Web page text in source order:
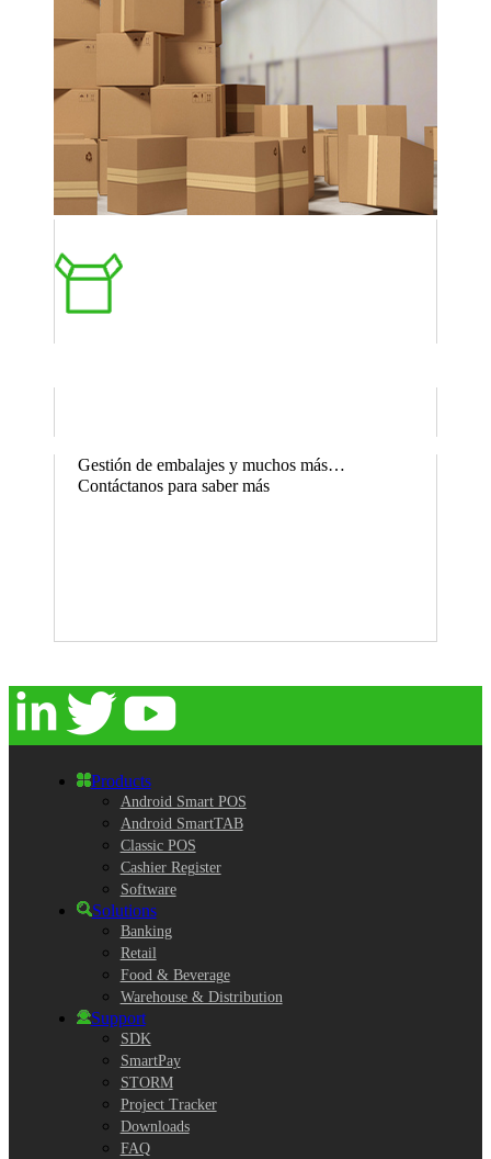
Gestión de embalajes y muchos más…
Contáctanos para saber más
Products
Android Smart POS
Android SmartTAB
Classic POS
Cashier Register
Software
Solutions
Banking
Retail
Food & Beverage
Warehouse & Distribution
Support
SDK
SmartPay
STORM
Project Tracker
Downloads
FAQ